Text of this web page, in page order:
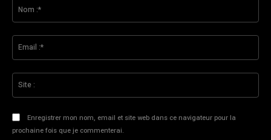
Enregistrer mon nom, email et site web dans ce navigateur pour la
prochaine fois que je commenterai.